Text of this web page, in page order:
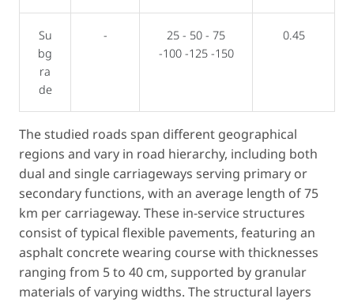
Su
bg
ra
de
-
25 - 50 - 75
-100 -125 -150
0.45
The studied roads span different geographical
regions and vary in road hierarchy, including both
dual and single carriageways serving primary or
secondary functions, with an average length of 75
km per carriageway. These in-service structures
consist of typical flexible pavements, featuring an
asphalt concrete wearing course with thicknesses
ranging from 5 to 40 cm, supported by granular
materials of varying widths. The structural layers